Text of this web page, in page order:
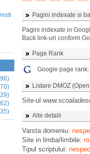
Pagini indexate si
Pagini indexate in
Back link-uri conform
Page Rank
Google page rank:
Listare DMOZ
Site-ul
Alte detalii
Varsta domeniu:
Site in limba/limbile: ro
Tipul scriptului: